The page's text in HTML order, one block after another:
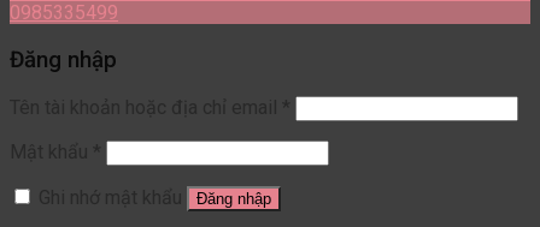
0985335499
Đăng nhập
Tên tài khoản hoặc địa chỉ email
Mật khẩu
Ghi nhớ mật khẩu
Đăng nhập